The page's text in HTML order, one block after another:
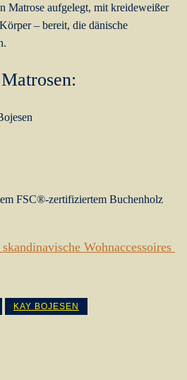
Matrose aufgelegt, mit kreideweißer
– bereit, die dänische
FSC®-zertifiziertem Buchenholz
Wohnaccessoires
KAY BOJESEN